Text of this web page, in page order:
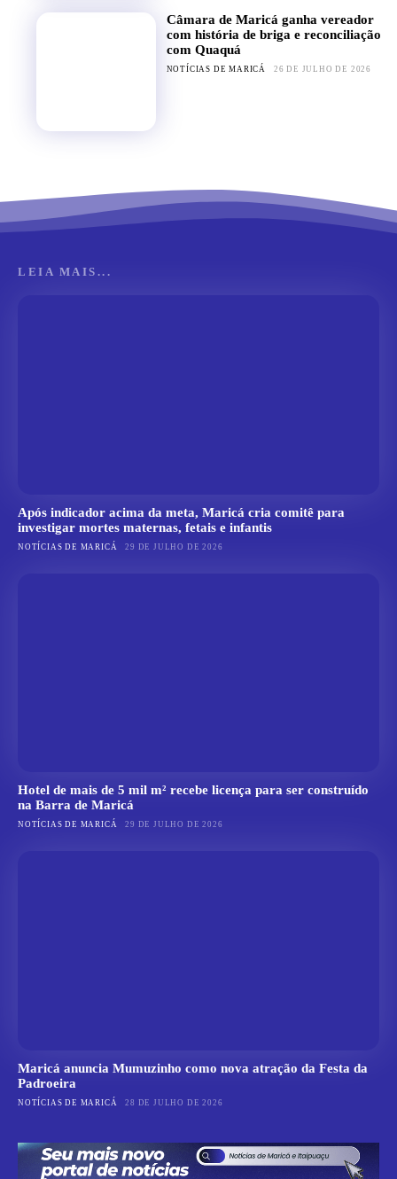
Câmara de Maricá ganha vereador
com história de briga e reconciliação
com Quaquá
NOTÍCIAS DE MARICÁ 26 DE JULHO DE 2026
LEIA MAIS...
Após indicador acima da meta, Maricá cria comitê para
investigar mortes maternas, fetais e infantis
NOTÍCIAS DE MARICÁ 29 DE JULHO DE 2026
Hotel de mais de 5 mil m² recebe licença para ser construído
na Barra de Maricá
NOTÍCIAS DE MARICÁ 29 DE JULHO DE 2026
Maricá anuncia Mumuzinho como nova atração da Festa da
Padroeira
NOTÍCIAS DE MARICÁ 28 DE JULHO DE 2026